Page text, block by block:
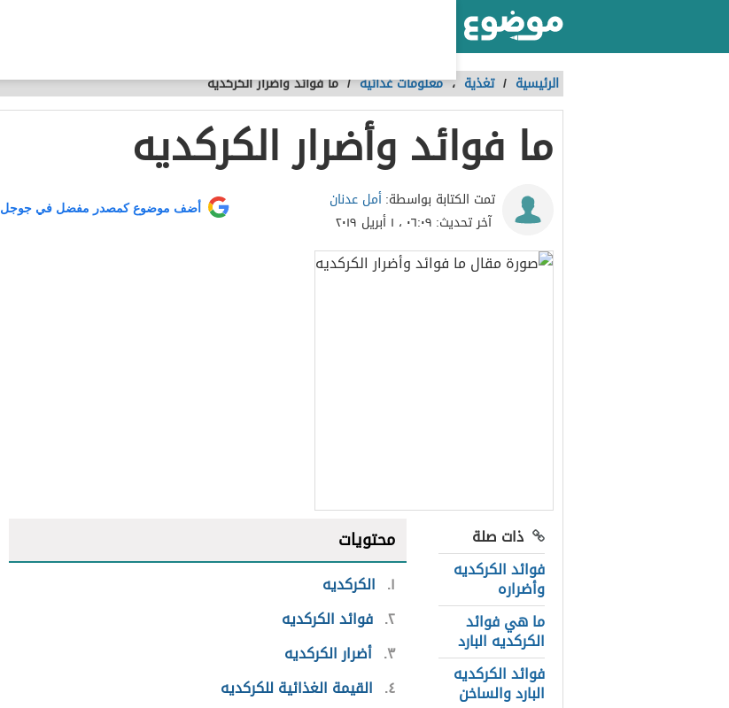
الرئيسية / تغذية ،معلومات غذائية /ما فوائد وأضرار الكركديه
ما فوائد وأضرار الكركديه
تمت الكتابة بواسطة:أمل عدنان
آخر تحديث: ٠٦:٠٩ ، ١ أبريل ٢٠١٩
أضف موضوع كمصدر مفضل في جوجل
ذات صلة
فوائد الكركديه
وأضراره
ما هي فوائد
الكركديه البارد
فوائد الكركديه
البارد والساخن
محتويات
١ الكركديه
٢ فوائد الكركديه
٣ أضرار الكركديه
٤ القيمة الغذائية للكركديه